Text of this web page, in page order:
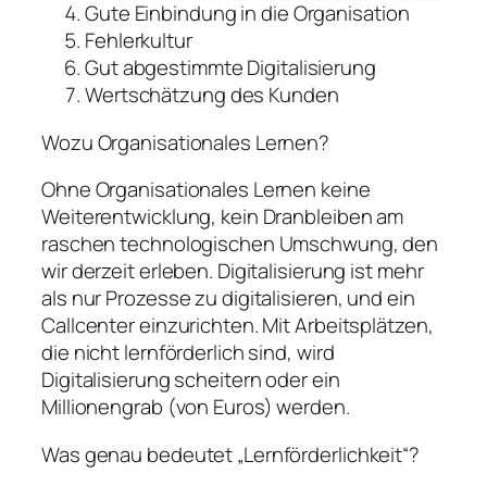
Gute Einbindung in die Organisation
Fehlerkultur
Gut abgestimmte Digitalisierung
Wertschätzung des Kunden
Wozu Organisationales Lernen?
Ohne Organisationales Lernen keine
Weiterentwicklung, kein Dranbleiben am
raschen technologischen Umschwung, den
wir derzeit erleben. Digitalisierung ist mehr
als nur Prozesse zu digitalisieren, und ein
Callcenter einzurichten. Mit Arbeitsplätzen,
die nicht lernförderlich sind, wird
Digitalisierung scheitern oder ein
Millionengrab (von Euros) werden.
Was genau bedeutet „Lernförderlichkeit“?